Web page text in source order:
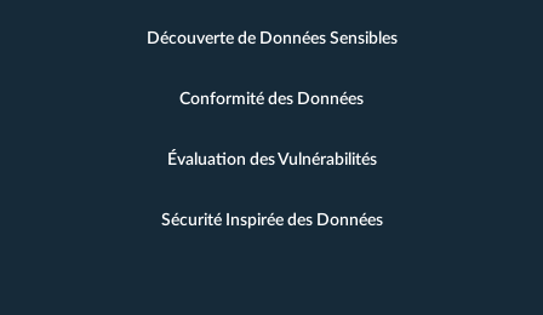
Découverte de Données Sensibles
Conformité des Données
Évaluation des Vulnérabilités
Sécurité Inspirée des Données